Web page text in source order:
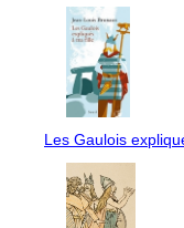
Les Gaulois